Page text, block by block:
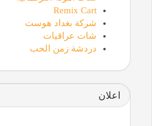
Remix Cart
شركة بغداد هوست
شات عراقيات
دردشة زمن الحب
اعلان